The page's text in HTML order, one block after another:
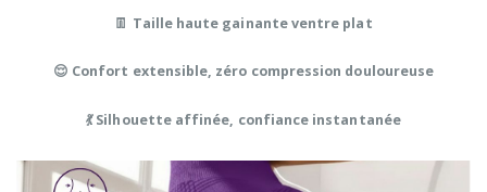
👖 Taille haute gainante ventre plat
😌 Confort extensible, zéro compression douloureuse
💃 Silhouette affinée, confiance instantanée